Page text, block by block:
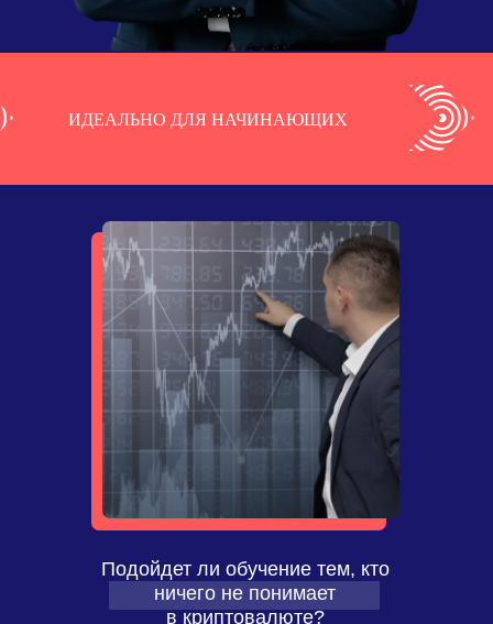
ИДЕАЛЬНО ДЛЯ НАЧИНАЮЩИХ
Подойдет ли обучение тем, кто
ничего не понимает
в криптовалюте?